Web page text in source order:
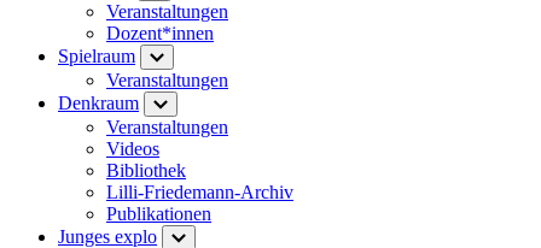
Veranstaltungen
Dozent*innen
Spielraum
Veranstaltungen
Denkraum
Veranstaltungen
Videos
Bibliothek
Lilli-Friedemann-Archiv
Publikationen
Junges explo